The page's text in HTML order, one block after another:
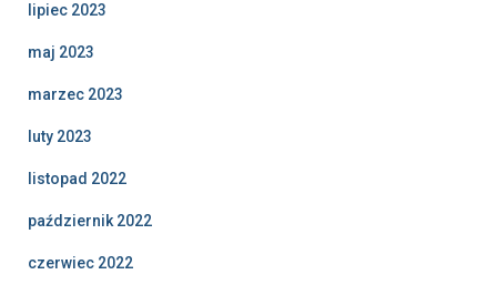
lipiec 2023
maj 2023
marzec 2023
luty 2023
listopad 2022
październik 2022
czerwiec 2022